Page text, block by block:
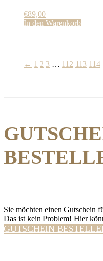
€89,00
In den Warenkorb
← 1 2 3 … 112 113 114
Sie möchten einen Gutschein
Das ist kein Problem! Hier
GUTSCHEIN